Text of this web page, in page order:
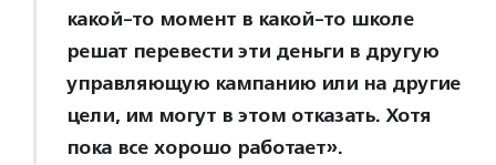
какой-то момент в какой-то школе
решат перевести эти деньги в другую
управляющую кампанию или на другие
цели, им могут в этом отказать. Хотя
пока все хорошо работает».